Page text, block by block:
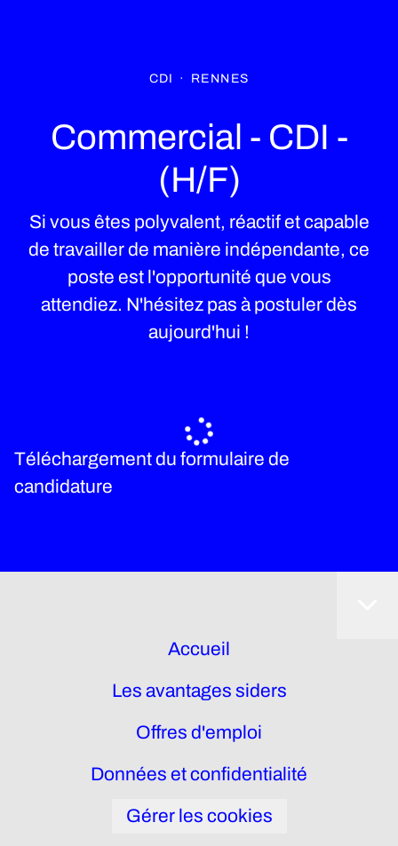
CDI · RENNES
Commercial - CDI -
(H/F)
Si vous êtes polyvalent, réactif et capable
de travailler de manière indépendante, ce
poste est l'opportunité que vous
attendiez. N'hésitez pas à postuler dès
aujourd'hui !
Téléchargement du formulaire de
candidature
Accueil
Les avantages siders
Offres d'emploi
Données et confidentialité
Gérer les cookies